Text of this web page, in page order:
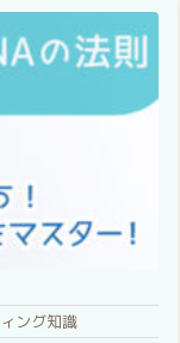
ング知識